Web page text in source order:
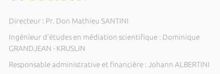
Directeur : Pr. Don Mathieu SANTINI
Ingénieur d'études en médiation scientifique : Dominique
GRANDJEAN - KRUSLIN
Responsable administrative et financière : Johann ALBERTINI